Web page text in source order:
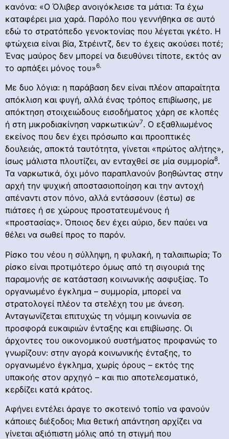
κανόνα: «Ο Όλιβερ ανοιγόκλεισε τα μάτια: Τα έχω
καταφέρει μια χαρά. Παρόλο που γεννήθηκα σε αυτό
εδώ το στρατόπεδο γενοκτονίας που λέγεται γκέτο. Η
φτώχεια είναι βία, Στρέιντζ, δεν το έχεις ακούσει ποτέ;
Ένας μαύρος δεν μπορεί να διευθύνει τίποτε, εκτός αν
το αρπάξει μόνος του»6.
Με δυο λόγια: η παράβαση δεν είναι πλέον απαραίτητα
απόκλιση και φυγή, αλλά ένας τρόπος επιβίωσης, με
απόκτηση στοιχειώδους εισοδήματος χάρη σε κλοπές
ή στη μικροδιακίνηση ναρκωτικών7. Ο εξαθλιωμένος
εκείνος που δεν έχει πρόσωπο και προοπτικές
δουλειάς, αποκτά ταυτότητα, γίνεται «πρώτος αλήτης»,
ίσως μάλιστα πλουτίζει, αν ενταχθεί σε μία συμμορία8.
Τα ναρκωτικά, όχι μόνο παραπλανούν βοηθώντας στην
αρχή την ψυχική αποστασιοποίηση και την αντοχή
απέναντι στον πόνο, αλλά εντάσσουν (έστω) σε
πιάτσες ή σε χώρους προστατευμένους ή
«προστασίας». Όποιος δεν έχει αύριο, δεν παύει να
θέλει να σωθεί προς το παρόν.
Ρίσκο του νέου η σύλληψη, η φυλακή, η ταλαιπωρία; Το
ρίσκο είναι προτιμότερο όμως από τη σιγουριά της
παραμονής σε κατάσταση κοινωνικής ασφυξίας. Το
οργανωμένο έγκλημα – συμμορία, μπορεί να
στρατολογεί πλέον τα στελέχη του με άνεση.
Ανταγωνίζεται επιτυχώς τη νόμιμη κοινωνία σε
προσφορά ευκαιριών ένταξης και επιβίωσης. Οι
άρχοντες του οικονομικού συστήματος προφανώς το
γνωρίζουν: στην αγορά κοινωνικής ένταξης, το
οργανωμένο έγκλημα, χωρίς όρους – εκτός της
υπακοής στον αρχηγό – και πιο αποτελεσματικό,
κερδίζει κατά κράτος.
Αφήνει εντέλει άραγε το σκοτεινό τοπίο να φανούν
κάποιες διέξοδοι; Μια θετική απάντηση αρχίζει να
γίνεται αξιόπιστη μόλις από τη στιγμή που